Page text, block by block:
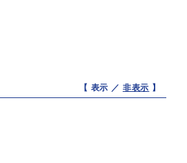
【 表示 ／ 非表示 】